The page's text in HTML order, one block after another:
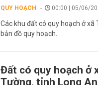
QUY HOẠCH 00:00 | 05/06/
Các khu đất có quy hoạch ở xã
bản đồ quy hoạch.
Đất có quy hoạch ở
Tường, tỉnh Long An